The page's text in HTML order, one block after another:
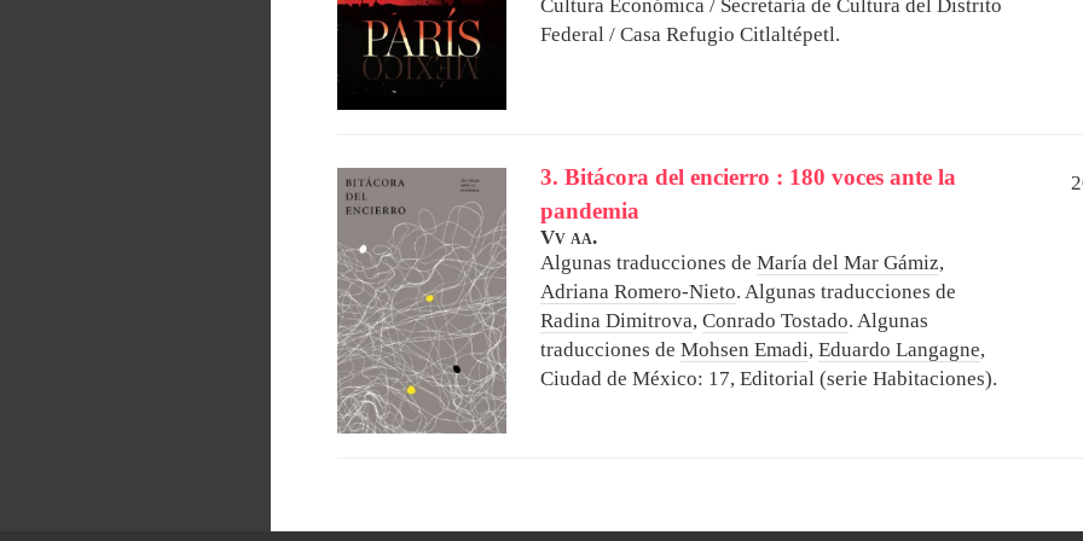
Cultura Económica / Secretaría de Cultura del Distrito
Federal / Casa Refugio Citlaltépetl.
3. Bitácora del encierro : 180 voces ante la
pandemia
Vv aa.
Algunas traducciones deMaría del Mar Gámiz,
Adriana Romero-Nieto. Algunas traducciones de
Radina Dimitrova,Conrado Tostado. Algunas
traducciones deMohsen Emadi,Eduardo Langagne,
Ciudad de México: 17, Editorial (serie Habitaciones).